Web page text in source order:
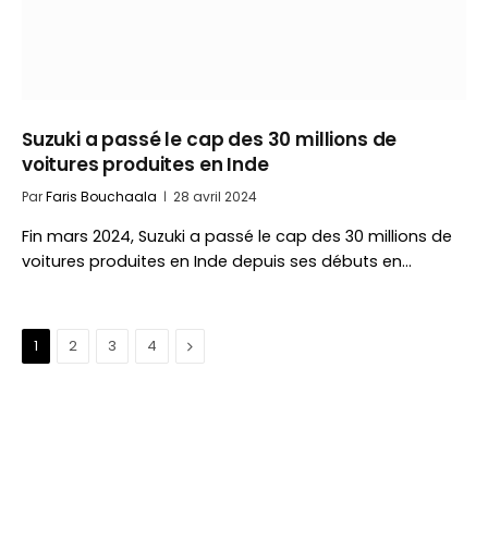
Suzuki a passé le cap des 30 millions de
voitures produites en Inde
ParFaris Bouchaala 28 avril 2024
Fin mars 2024, Suzuki a passé le cap des 30 millions de
voitures produites en Inde depuis ses débuts en…
1 2 3 4 Suivant